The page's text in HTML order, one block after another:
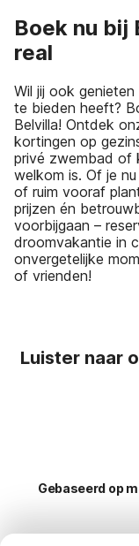
Boek nu bij
real
Wil jij ook
te bieden heeft?
Belvilla! Ontdek
kortingen op
privé zwembad of
welkom is. Of je
of ruim vooraf
prijzen én
voorbijgaan –
droomvakantie in
onvergetelijke
of vrienden!
Luister naar
Gebaseerd op